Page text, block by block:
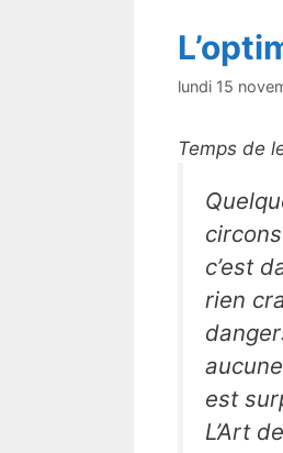
lundi 15
Temps de
c’est
rien
est
L’Art